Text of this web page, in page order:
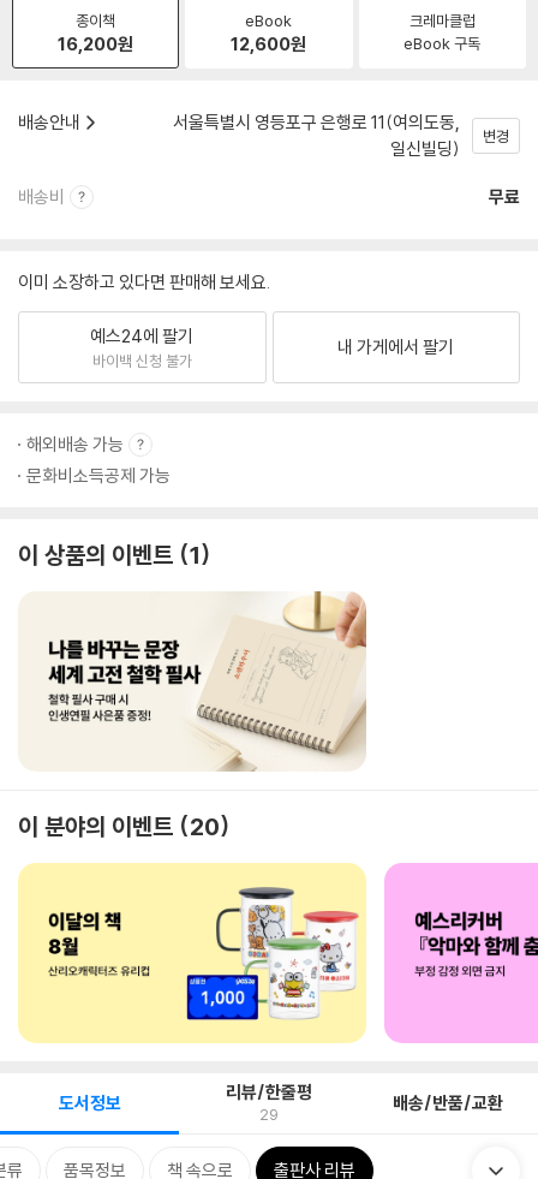
종이책
16,200원
eBook
12,600원
크레마클럽
eBook 구독
배송안내
서울특별시 영등포구 은행로 11(여의도동,
일신빌딩)
변경
배송비 무료
이미 소장하고 있다면 판매해 보세요.
예스24에 팔기
바이백 신청 불가
내 가게에서 팔기
해외배송 가능
문화비소득공제 가능
이 상품의 이벤트 1
이 분야의 이벤트 20
도서정보 리뷰/한줄평
29 배송/반품/교환
류 품목정보 책 속으로 출판사 리뷰